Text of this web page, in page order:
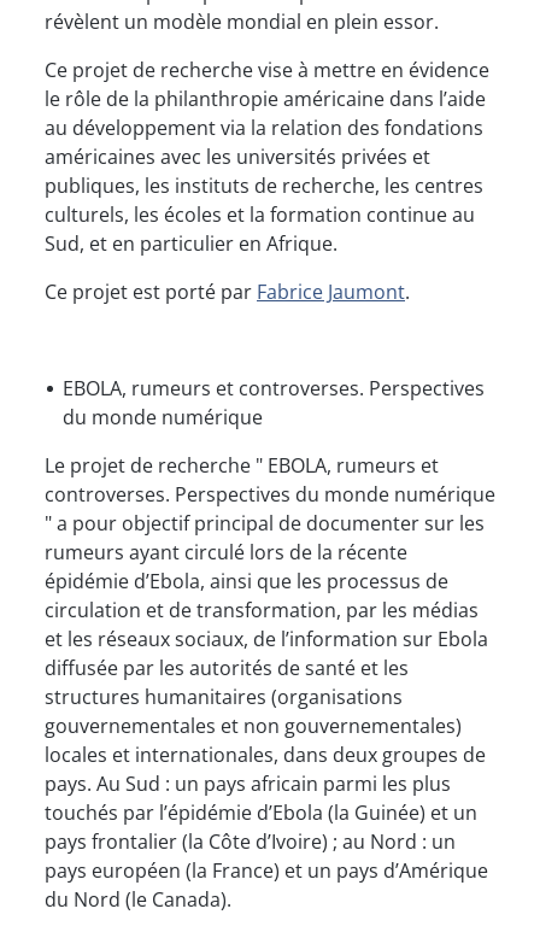
révèlent un modèle mondial en plein essor.
Ce projet de recherche vise à mettre en évidence
le rôle de la philanthropie américaine dans l’aide
au développement via la relation des fondations
américaines avec les universités privées et
publiques, les instituts de recherche, les centres
culturels, les écoles et la formation continue au
Sud, et en particulier en Afrique.
Ce projet est porté par Fabrice Jaumont.
EBOLA, rumeurs et controverses. Perspectives
du monde numérique
Le projet de recherche " EBOLA, rumeurs et
controverses. Perspectives du monde numérique
" a pour objectif principal de documenter sur les
rumeurs ayant circulé lors de la récente
épidémie d’Ebola, ainsi que les processus de
circulation et de transformation, par les médias
et les réseaux sociaux, de l’information sur Ebola
diffusée par les autorités de santé et les
structures humanitaires (organisations
gouvernementales et non gouvernementales)
locales et internationales, dans deux groupes de
pays. Au Sud : un pays africain parmi les plus
touchés par l’épidémie d’Ebola (la Guinée) et un
pays frontalier (la Côte d’Ivoire) ; au Nord : un
pays européen (la France) et un pays d’Amérique
du Nord (le Canada).